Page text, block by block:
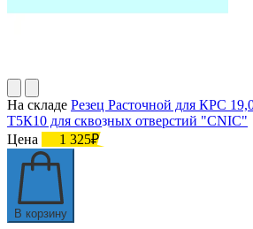
На складе Резец Расточной для КРС
Т5К10 для сквозных отверстий "CNIC"
Цена
1 325₽
В корзину